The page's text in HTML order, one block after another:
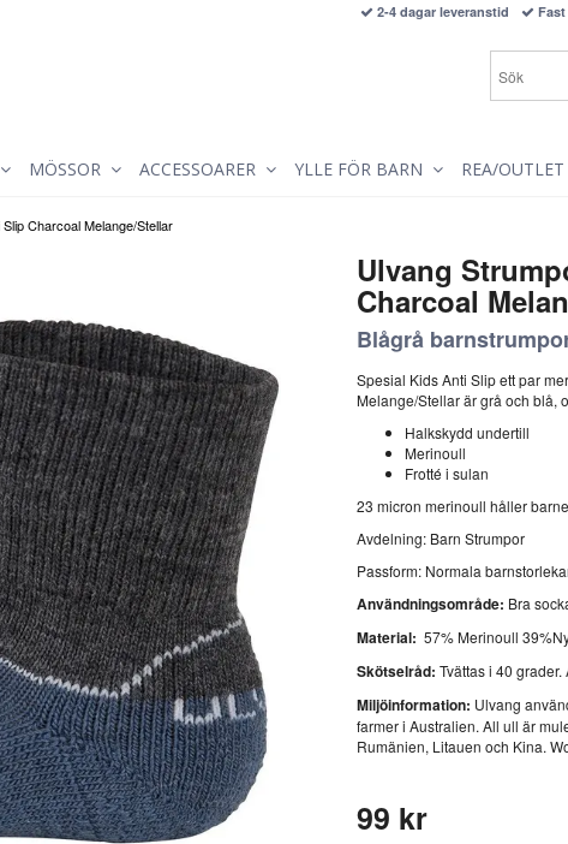
Charcoal Melange/Stellar
Ulvang
Charcoal
Blågrå
Spesial Kids Anti Slip ett par
Melange/Stellar är grå och blå,
Halkskydd undertill
Merinoull
Frotté i sulan
23 micron merinoull håller
Avdelning: Barn Strumpor
Passform: Normala
Användningsområde: Bra
Material: 57% Merinoull
Skötselråd: Tvättas i 40
Miljöinformation: Ulvang
farmer i Australien. All ull är
Rumänien, Litauen och Kina.
99 kr
2-4 dagar leveranstid
MÖSSOR ACCESSOARER YLLE FÖR BARN REA/OUTLET